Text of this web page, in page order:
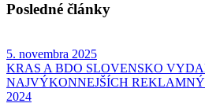
Posledné články
5. novembra 2025
KRAS A BDO SLOVENSKO
NAJVÝKONNEJŠÍCH
2024